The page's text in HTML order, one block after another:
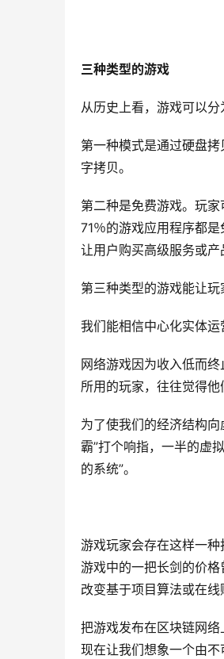
三种类型的游戏
从历史上看，游戏可以分
第一种模式是通过硬盘
字拷贝。
第二种是免费游戏。玩
71％的游戏应用程序都
让用户购买高级服务或产
第三种类型的游戏能让
我们能相信中心化实体运
网络游戏因为收入低而
所用的玩家，往往觉得他
为了使我们的经济结构
霸”打个响指，一半的虚
的系统”。
游戏玩家会存在这样一
游戏中的一把长剑的价
改变基于项目算法或在线
把游戏发布在区块链网
现在让我们想象一个由